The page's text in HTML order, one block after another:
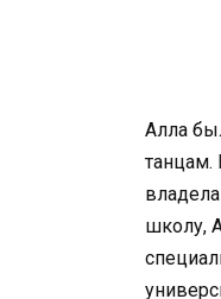
Алла
танцам.
школу,